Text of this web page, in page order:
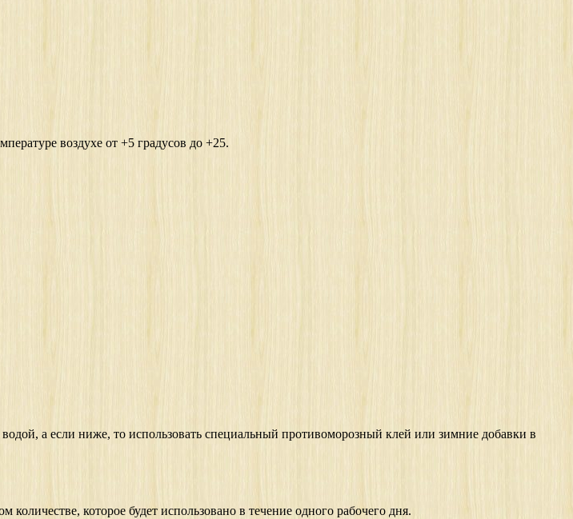
воздухе от +5 градусов до +25.
а если ниже, то использовать специальный противоморозный клей или зимние добавки в
количестве, которое будет использовано в течение одного рабочего дня.